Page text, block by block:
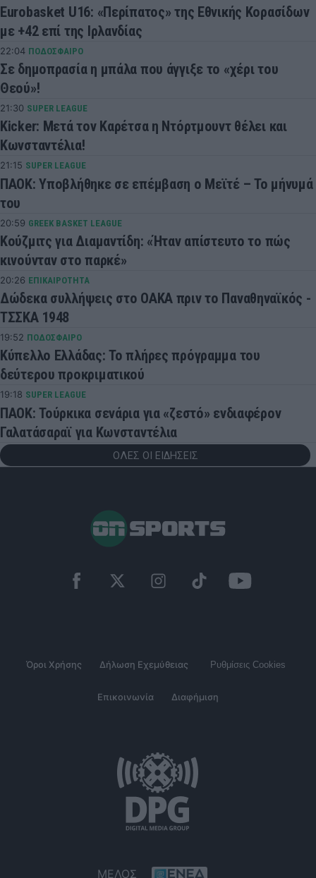
Eurobasket U16: «Περίπατος» της Εθνικής Κορασίδων
με +42 επί της Ιρλανδίας
22:04 ΠΟΔΟΣΦΑΙΡΟ
Σε δημοπρασία η μπάλα που άγγιξε το «χέρι του
Θεού»!
21:30 SUPER LEAGUE
Kicker: Μετά τον Καρέτσα η Ντόρτμουντ θέλει και
Κωνσταντέλια!
21:15 SUPER LEAGUE
ΠΑΟΚ: Υποβλήθηκε σε επέμβαση ο Μεϊτέ – Το μήνυμά
του
20:59 GREEK BASKET LEAGUE
Κούζμιτς για Διαμαντίδη: «Ήταν απίστευτο το πώς
κινούνταν στο παρκέ»
20:26 ΕΠΙΚΑΙΡΟΤΗΤΑ
Δώδεκα συλλήψεις στο ΟΑΚΑ πριν το Παναθηναϊκός -
ΤΣΣΚΑ 1948
19:52 ΠΟΔΟΣΦΑΙΡΟ
Κύπελλο Ελλάδας: Το πλήρες πρόγραμμα του
δεύτερου προκριματικού
19:18 SUPER LEAGUE
ΠΑΟΚ: Τούρκικα σενάρια για «ζεστό» ενδιαφέρον
Γαλατάσαραϊ για Κωνσταντέλια
ΟΛΕΣ ΟΙ ΕΙΔΗΣΕΙΣ
Όροι Χρήσης Δήλωση Εχεμύθειας Ρυθμίσεις Cookies
Επικοινωνία Διαφήμιση
ΜΕΛΟΣ